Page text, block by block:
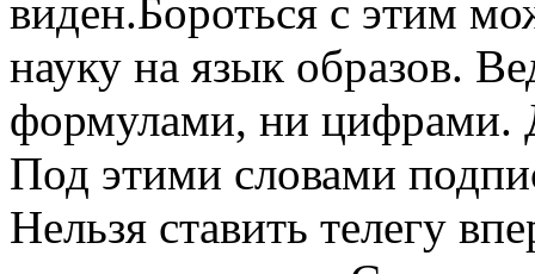
виден.Бороться с этим
науку на язык образов.
формулами, ни цифрами.
Под этими словами
Нельзя ставить телегу